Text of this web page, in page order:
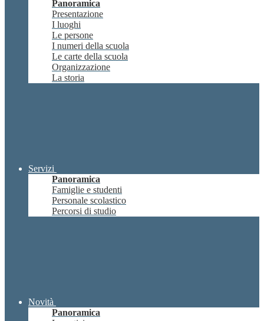
Panoramica
Presentazione
I luoghi
Le persone
I numeri della scuola
Le carte della scuola
Organizzazione
La storia
Servizi
Panoramica
Famiglie e studenti
Personale scolastico
Percorsi di studio
Novità
Panoramica